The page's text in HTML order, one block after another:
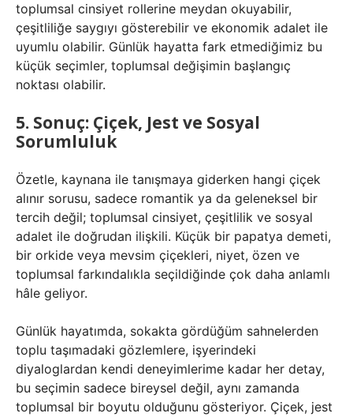
toplumsal cinsiyet rollerine meydan okuyabilir,
çeşitliliğe saygıyı gösterebilir ve ekonomik adalet ile
uyumlu olabilir. Günlük hayatta fark etmediğimiz bu
küçük seçimler, toplumsal değişimin başlangıç
noktası olabilir.
5. Sonuç: Çiçek, Jest ve Sosyal
Sorumluluk
Özetle, kaynana ile tanışmaya giderken hangi çiçek
alınır sorusu, sadece romantik ya da geleneksel bir
tercih değil; toplumsal cinsiyet, çeşitlilik ve sosyal
adalet ile doğrudan ilişkili. Küçük bir papatya demeti,
bir orkide veya mevsim çiçekleri, niyet, özen ve
toplumsal farkındalıkla seçildiğinde çok daha anlamlı
hâle geliyor.
Günlük hayatımda, sokakta gördüğüm sahnelerden
toplu taşımadaki gözlemlere, işyerindeki
diyaloglardan kendi deneyimlerime kadar her detay,
bu seçimin sadece bireysel değil, aynı zamanda
toplumsal bir boyutu olduğunu gösteriyor. Çiçek, jest